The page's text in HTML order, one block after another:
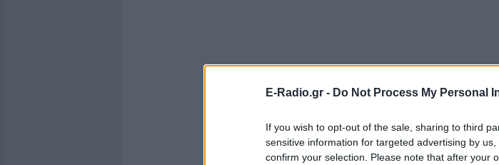
E-Radio.gr - Do Not Process My Personal
If you wish to opt-out of the sale, sharing to third
sensitive information for targeted advertising by
confirm your selection. Please note that after your